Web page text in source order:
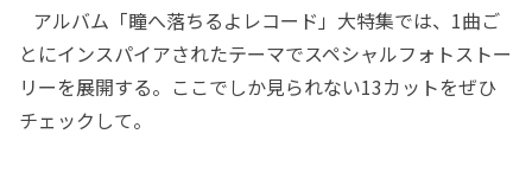
アルバム「瞳へ落ちるよレコード」大特集では、1曲ご
とにインスパイアされたテーマでスペシャルフォトストー
リーを展開する。ここでしか見られない13カットをぜひ
チェックして。